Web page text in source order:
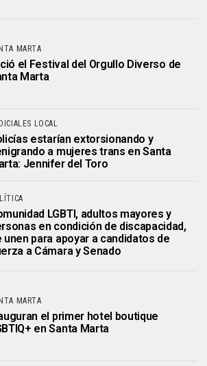
MARTA
el Festival del Orgullo Diverso de
Marta
LOCAL
estarían extorsionando y
a mujeres trans en Santa
Jennifer del Toro
LGBTI, adultos mayores y
en condición de discapacidad,
unen para apoyar a candidatos de
a Cámara y Senado
MARTA
el primer hotel boutique
en Santa Marta